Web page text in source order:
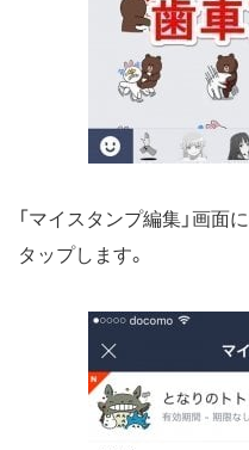
「マイスタンプ編集」画面
タップします。